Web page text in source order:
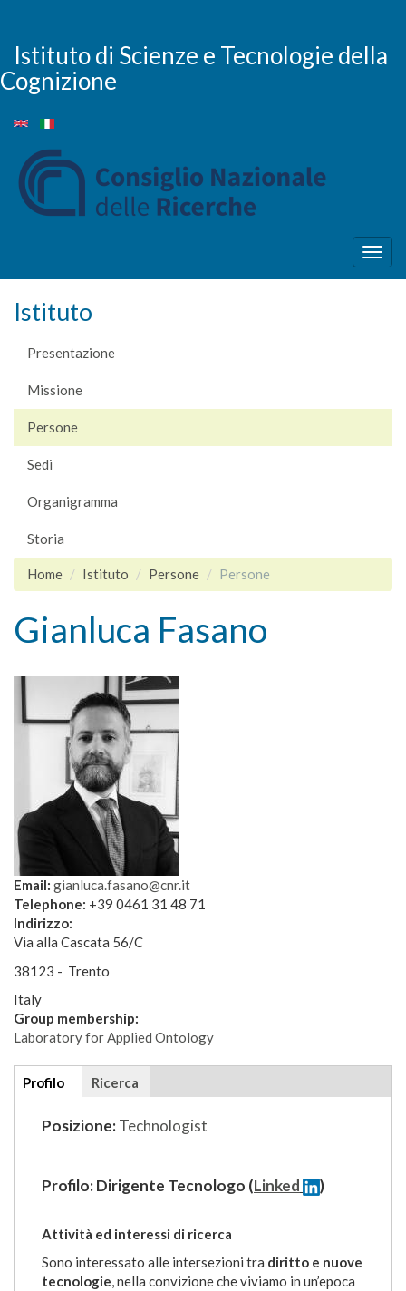
contenuto
principale
Istituto di Scienze e Tecnologie della
Cognizione
Istituto
Presentazione
Missione
Persone
Sedi
Organigramma
Storia
Home Istituto Persone Persone
Gianluca Fasano
Email: gianluca.fasano@cnr.it
Telephone: +39 0461 31 48 71
Indirizzo:
Via alla Cascata 56/C
38123 - Trento
Italy
Group membership:
Laboratory for Applied Ontology
Additional
details
Profilo (scheda
attiva)
Ricerca
Posizione:Technologist
Profilo: Dirigente Tecnologo (Linked )
Attività ed interessi di ricerca
Sono interessato alle intersezioni tra diritto e nuove
tecnologie, nella convizione che viviamo in un’epoca